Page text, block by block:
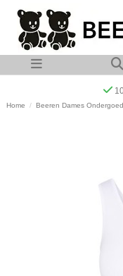
Home Beeren Dames Ondergoed